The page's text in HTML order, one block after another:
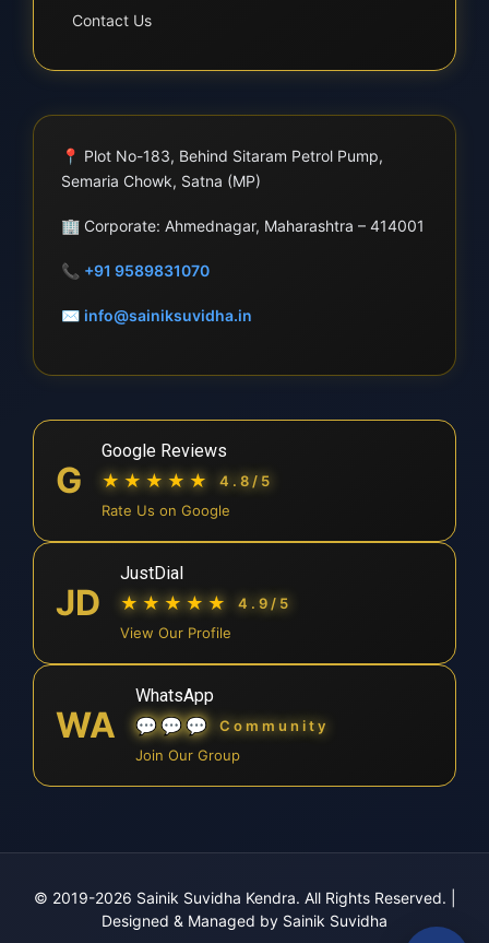
Contact Us
📍 Plot No-183, Behind Sitaram Petrol Pump,
Semaria Chowk, Satna (MP)
🏢 Corporate: Ahmednagar, Maharashtra – 414001
📞 +91 9589831070
✉ info@sainiksuvidha.in
G
Google Reviews
★★★★★
4.8/5
Rate Us on Google
JD
JustDial
★★★★★
4.9/5
View Our Profile
WA
WhatsApp
💬💬💬
Community
Join Our Group
© 2019-2026 Sainik Suvidha Kendra. All Rights Reserved.
Designed & Managed by Sainik Suvidha